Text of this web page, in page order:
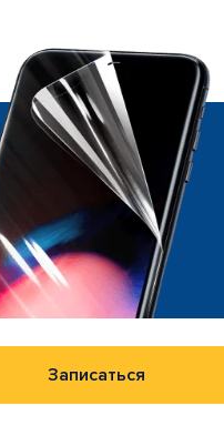
Записаться